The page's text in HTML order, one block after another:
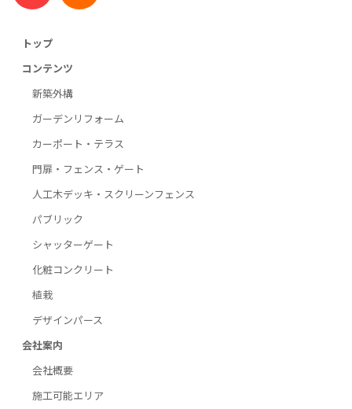
トップ
コンテンツ
新築外構
ガーデンリフォーム
カーポート・テラス
門扉・フェンス・ゲート
人工木デッキ・スクリーンフェンス
パブリック
シャッターゲート
化粧コンクリート
植栽
デザインパース
会社案内
会社概要
施工可能エリア